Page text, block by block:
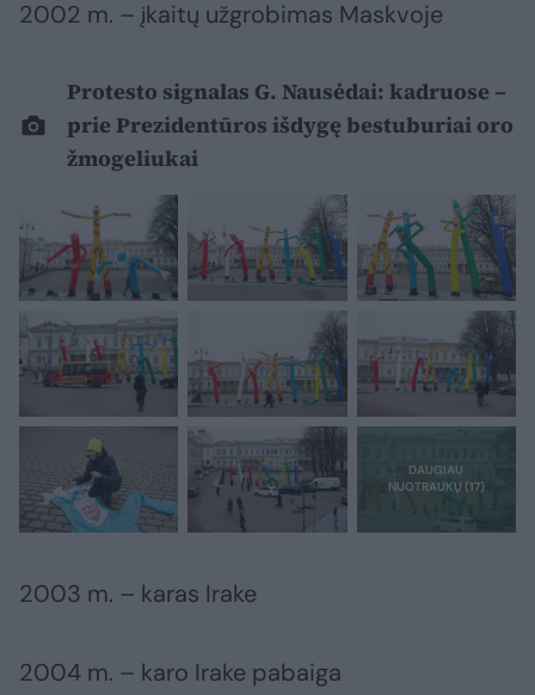
2002 m. – įkaitų užgrobimas Maskvoje
Protesto signalas G. Nausėdai: kadruose –
prie Prezidentūros išdygę bestuburiai oro
žmogeliukai
2003 m. – karas Irake
2004 m. – karo Irake pabaiga